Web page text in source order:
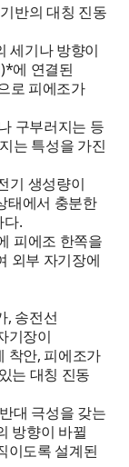
반의 대칭 진동
세기나 방향이
에 연결된
로 피에조가
구부러지는 등
는 특성을 가진
기 생성량이
태에서 충분한
다.
피에조 한쪽을
외부 자기장에
, 송전선
기장이
착안, 피에조가
는 대칭 진동
대 극성을 갖는
방향이 바뀔
이도록 설계된